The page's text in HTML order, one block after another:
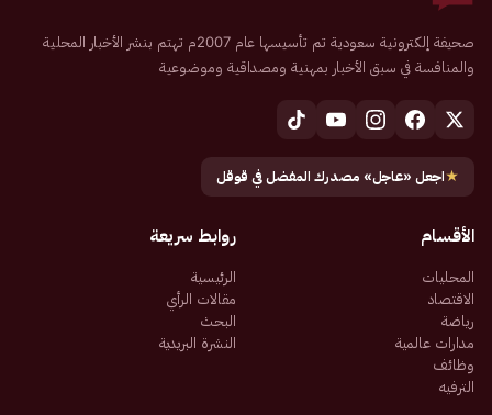
صحيفة إلكترونية سعودية تم تأسيسها عام 2007م تهتم بنشر الأخبار المحلية
والمنافسة في سبق الأخبار بمهنية ومصداقية وموضوعية
★اجعل «عاجل» مصدرك المفضل في قوقل
الأقسام
المحليات
الاقتصاد
رياضة
مدارات عالمية
وظائف
الترفيه
روابط سريعة
الرئيسية
مقالات الرأي
البحث
النشرة البريدية